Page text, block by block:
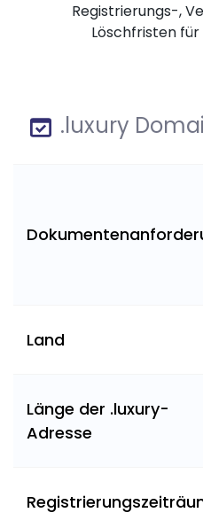
Registrierungs-,
Löschfristen
.luxury
Land
Länge der .luxury-
Adresse